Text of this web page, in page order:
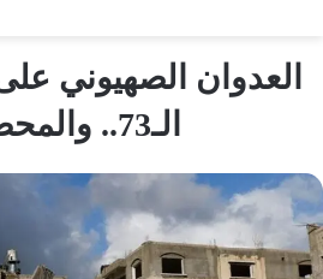
العدوان الصهيوني
الـ73.. والمحصلة !!